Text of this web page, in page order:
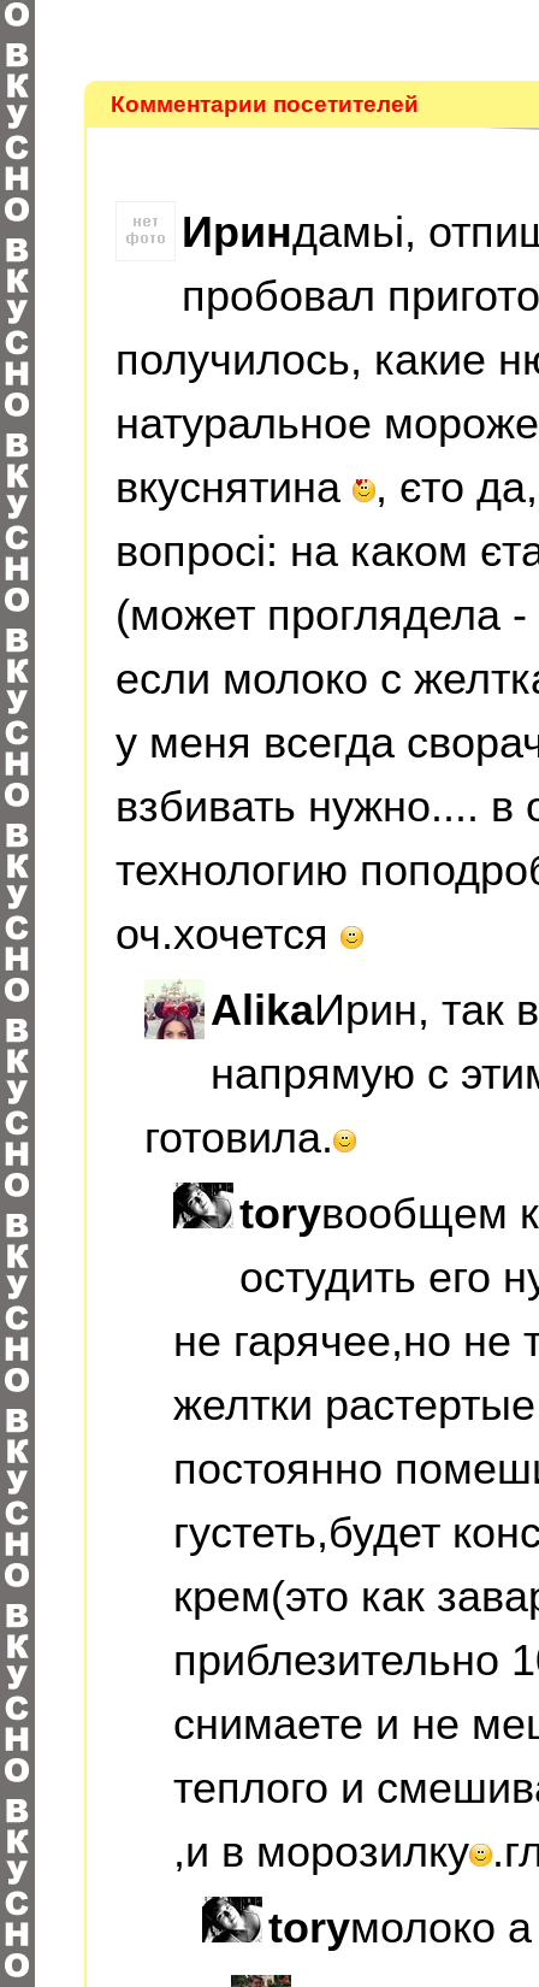
Комментарии посетителей
Ириндамьі,
пробовал
получилось, какие
натуральное
вкуснятина
, єто
вопросі: на каком
(может проглядела
если молоко с
у меня всегда
взбивать нужно.... в
технологию
оч.хочется
AlikaИрин, так
напрямую с
готовила.
toryвообщем
остудить его
не гарячее,но не
желтки
постоянно
густеть,будет
крем(это как
приблезительно
снимаете и не
теплого и
,и в морозилку
toryмолоко